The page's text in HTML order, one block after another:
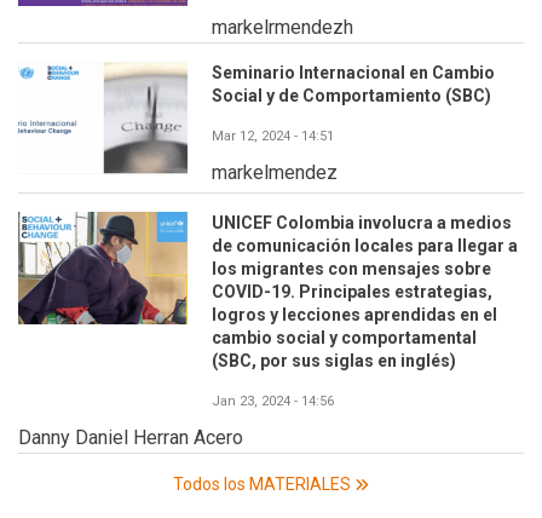
markelrmendezh
Seminario Internacional en Cambio
Social y de Comportamiento (SBC)
Mar 12, 2024 - 14:51
markelmendez
UNICEF Colombia involucra a medios
de comunicación locales para llegar a
los migrantes con mensajes sobre
COVID-19. Principales estrategias,
logros y lecciones aprendidas en el
cambio social y comportamental
(SBC, por sus siglas en inglés)
Jan 23, 2024 - 14:56
Danny Daniel Herran Acero
Todos los MATERIALES